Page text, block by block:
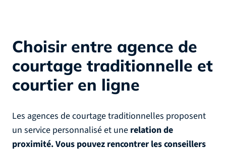
Choisir entre agence de
courtage traditionnelle et
courtier en ligne
Les agences de courtage traditionnelles proposent
un service personnalisé et une relation de
proximité. Vous pouvez rencontrer les conseillers